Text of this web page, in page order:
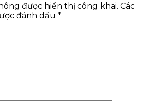
được hiển thị công khai. Các
đánh dấu *